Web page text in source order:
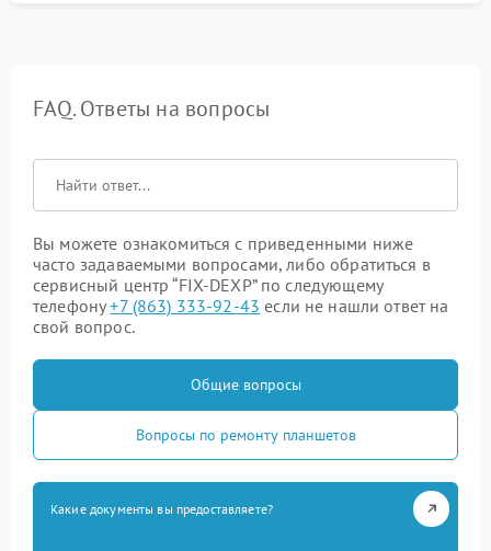
FAQ. Ответы на вопросы
Вы можете ознакомиться с приведенными ниже
часто задаваемыми вопросами, либо обратиться в
сервисный центр “FIX-DEXP” по следующему
телефону+7 (863) 333-92-43 если не нашли ответ на
свой вопрос.
Общие вопросы
Вопросы по ремонту планшетов
Какие документы вы предоставляете?